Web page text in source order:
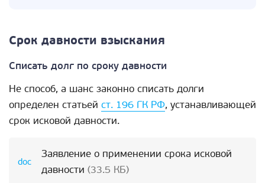
Срок давности взыскания
Списать долг по сроку давности
Не способ, а шанс законно списать долги
определен статьей ст. 196 ГК РФ, устанавливающей
срок исковой давности.
Заявление о применении срока исковой
давности (33.5 КБ)